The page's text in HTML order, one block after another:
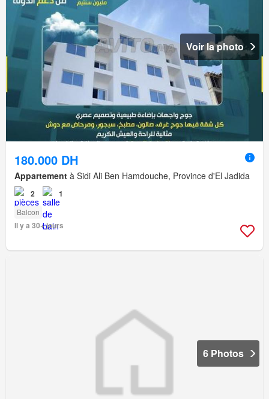
Voir la photo
180.000 DH
Appartement à Sidi Ali Ben Hamdouche, Province d'El Jadida
2 1
Balcon
Il y a 30+ jours
6 Photos